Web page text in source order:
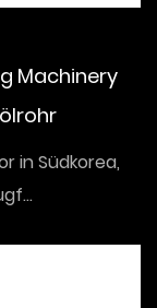
Machinery
in Südkorea,
1200 bar Zugf...